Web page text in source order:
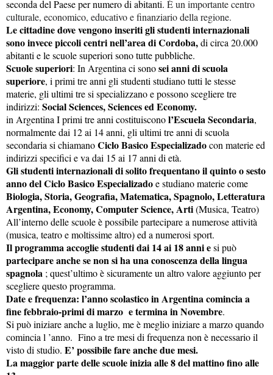
seconda del Paese per numero di abitanti. È un importante centro
culturale, economico, educativo e finanziario della regione.
Le cittadine dove vengono inseriti gli studenti internazionali
sono invece piccoli centri nell’area di Cordoba,di circa 20.000
abitanti e le scuole superiori sono tutte pubbliche.
Scuole superiori: In Argentina ci sonosei anni di scuola
superiore, i primi tre anni gli studenti studiano tutti le stesse
materie, gli ultimi tre si specializzano e possono scegliere tre
indirizzi: Social Sciences, Sciences ed Economy.
in Argentina I primi tre anni costituisconol’Escuela Secondaria,
normalmente dai 12 ai 14 anni, gli ultimi tre anni di scuola
secondaria si chiamanoCiclo Basico Especializadocon materie ed
indirizzi specifici e va dai 15 ai 17 anni di età.
Gli studenti internazionali di solito frequentano il quinto o sesto
anno del Ciclo Basico Especializadoe studiano materie come
Biologia, Storia, Geografia, Matematica, Spagnolo, Letteratura
Argentina, Economy, Computer Science, Arti(Musica, Teatro)
All’interno delle scuole è possibile partecipare a numerose attività
(musica, teatro e moltissime altro) ed a numerosi sport.
Il programma accoglie studenti dai 14 ai 18 anni esi può
partecipare anche se non si ha una conoscenza della lingua
spagnola ; quest’ultimo è sicuramente un altro valore aggiunto per
scegliere questo programma.
Date e frequenza: l’anno scolastico in Argentina comincia a
fine febbraio-primi di marzo e termina in Novembre.
Si può iniziare anche a luglio, me è meglio iniziare a marzo quando
comincia l ’anno. Fino a tre mesi di frequenza non è necessario il
visto di studio. E’ possibile fare anche due mesi.
La maggior parte delle scuole inizia alle 8 del mattino fino alle